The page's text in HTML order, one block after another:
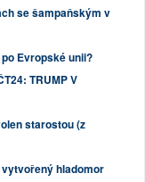
se šampaňským v
Evropské unii?
TRUMP V
starostou (z
hladomor